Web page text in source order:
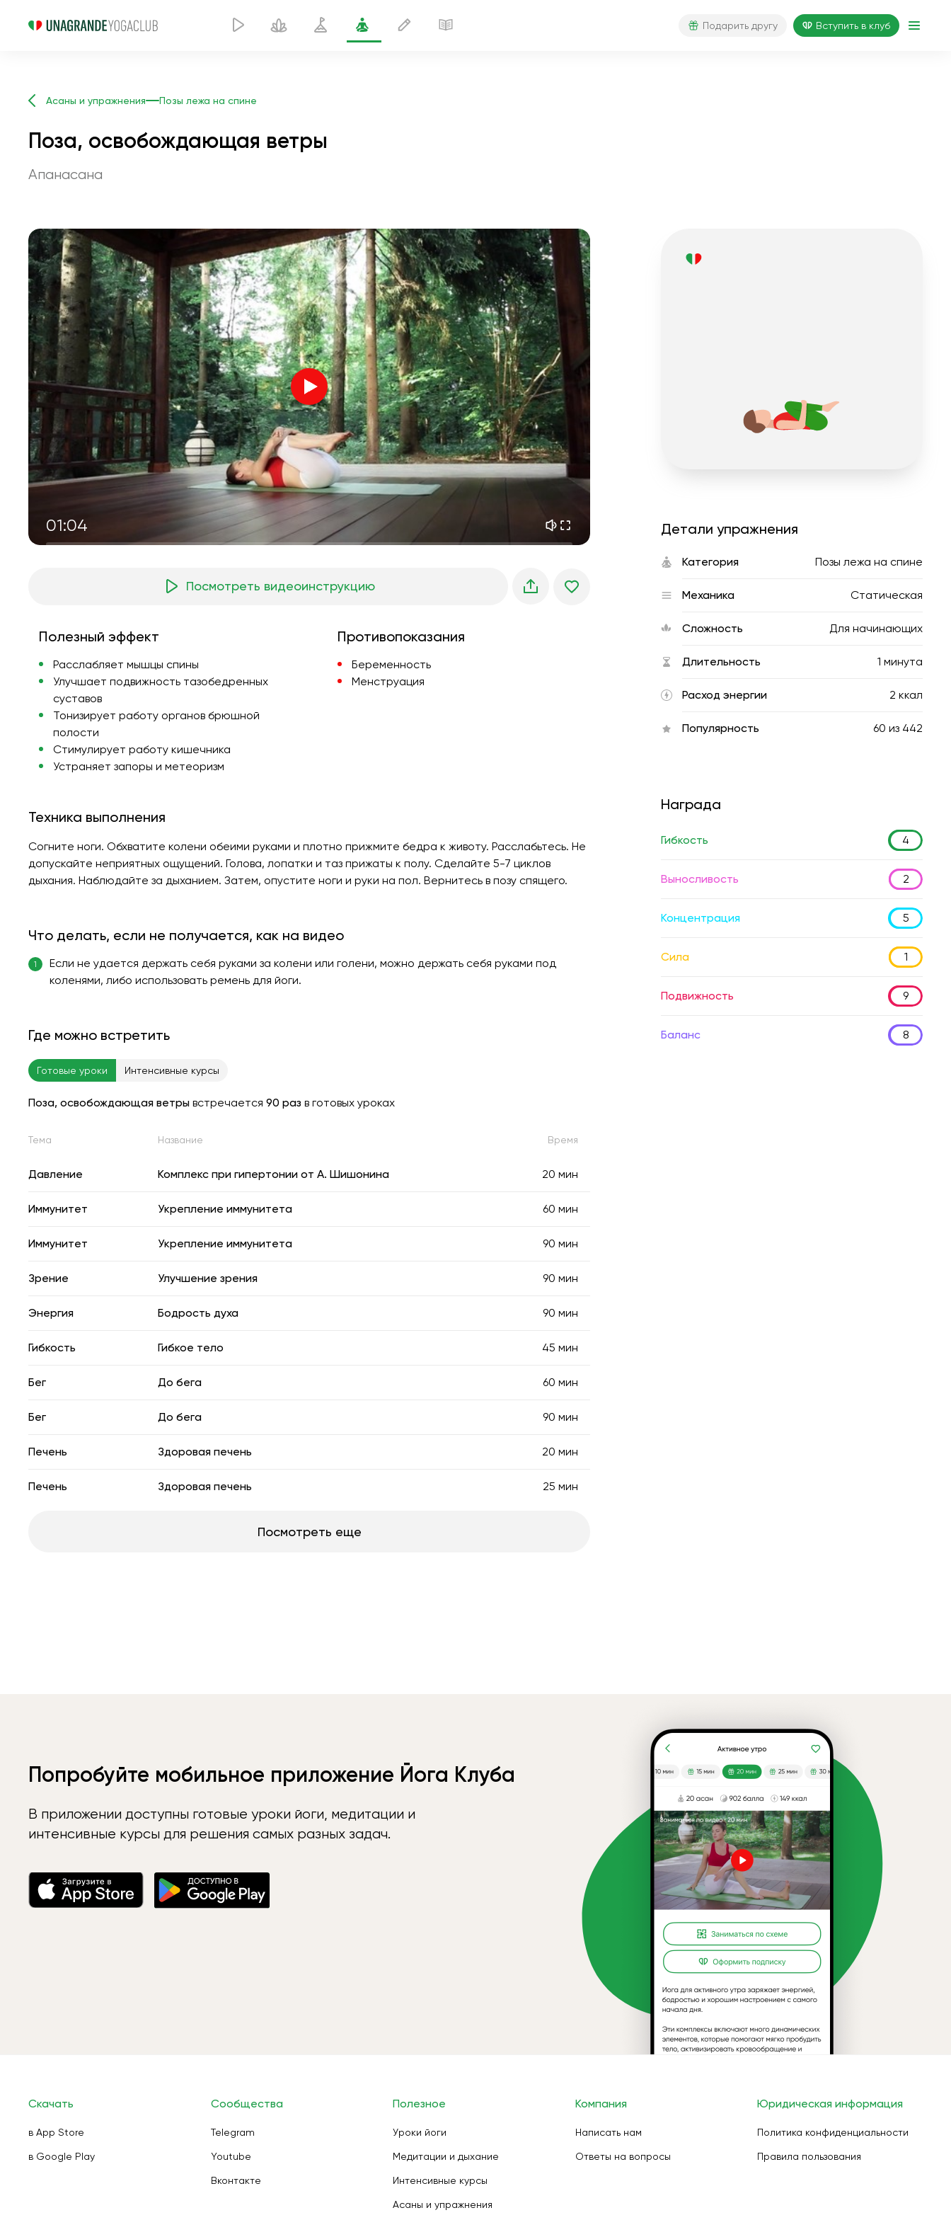
Подарить другу Вступить в клуб
Асаны и упражнения Позы лежа на спине
Поза, освобождающая ветры
Апанасана
01:04
Голос инструктора
полёт души 01:44
внутренний покой 01:27
утренние грёзы 01:34
лесная прохлада 05:00
летний дождь 02:00
горная тишина 02:00
морской бриз 02:00
голос ветра
весенний лес
Посмотреть видеоинструкцию
Полезный эффект
Расслабляет мышцы спины
Улучшает подвижность тазобедренных
суставов
Тонизирует работу органов брюшной
полости
Стимулирует работу кишечника
Устраняет запоры и метеоризм
Противопоказания
Беременность
Менструация
Техника выполнения
Согните ноги. Обхватите колени обеими руками и плотно прижмите бедра к животу. Расслабьтесь. Не
допускайте неприятных ощущений. Голова, лопатки и таз прижаты к полу. Сделайте 5-7 циклов
дыхания. Наблюдайте за дыханием. Затем, опустите ноги и руки на пол. Вернитесь в позу спящего.
Что делать, если не получается, как на видео
1
Если не удается держать себя руками за колени или голени, можно держать себя руками под
коленями, либо использовать ремень для йоги.
Где можно встретить
Готовые уроки Интенсивные курсы
Поза, освобождающая ветры встречается 90 раз в готовых уроках
Тема Название Время
Давление Комплекс при гипертонии от А. Шишонина 20 мин
Иммунитет Укрепление иммунитета 60 мин
Иммунитет Укрепление иммунитета 90 мин
Зрение Улучшение зрения 90 мин
Энергия Бодрость духа 90 мин
Гибкость Гибкое тело 45 мин
Бег До бега 60 мин
Бег До бега 90 мин
Печень Здоровая печень 20 мин
Печень Здоровая печень 25 мин
Посмотреть еще
Детали упражнения
Категория Позы лежа на спине
Механика Статическая
Сложность Для начинающих
Длительность 1 минута
Расход энергии 2 ккал
Популярность 60 из 442
Награда
Гибкость 4
Выносливость 2
Концентрация 5
Сила 1
Подвижность 9
Баланс 8
Попробуйте мобильное приложение Йога Клуба
В приложении доступны готовые уроки йоги, медитации и
интенсивные курсы для решения самых разных задач.
Скачать
в App Store
в Google Play
Сообщества
Telegram
Youtube
Вконтакте
Полезное
Уроки йоги
Медитации и дыхание
Интенсивные курсы
Асаны и упражнения
Компания
Написать нам
Ответы на вопросы
Юридическая информация
Политика конфиденциальности
Правила пользования